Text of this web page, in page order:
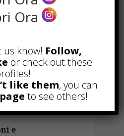
durante la quale
su quanto fatto
e alcune
e
Ora
us know! Follow,
or check out these
like them, you can
to see others!